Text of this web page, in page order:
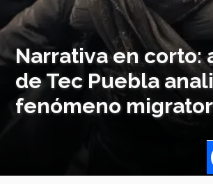
Narrativa en corto:
de Tec Puebla
fenómeno